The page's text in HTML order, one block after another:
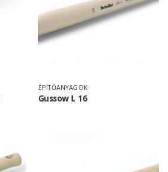
ÉPÍTŐANYAGOK
Gussow L 16